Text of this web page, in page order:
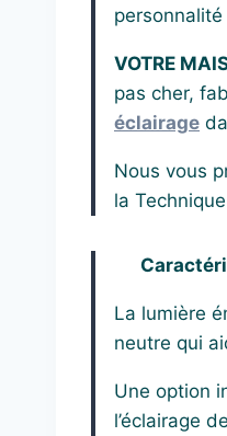
VOTRE
pas cher,
éclairage
Nous vous
la Technique
La lumière
neutre qui
Une option
l’éclairage